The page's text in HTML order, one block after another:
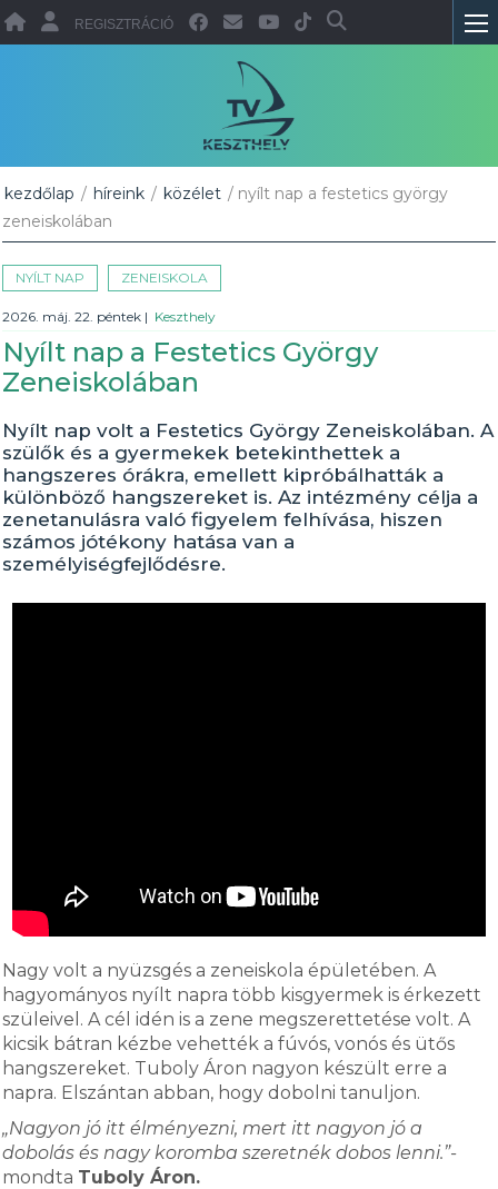
REGISZTRÁCIÓ
kezdőlap / híreink / közélet / nyílt nap a festetics györgy
zeneiskolában
NYÍLT NAP ZENEISKOLA
2026. máj. 22. péntek | Keszthely
Nyílt nap a Festetics György
Zeneiskolában
Nyílt nap volt a Festetics György Zeneiskolában. A
szülők és a gyermekek betekinthettek a
hangszeres órákra, emellett kipróbálhatták a
különböző hangszereket is. Az intézmény célja a
zenetanulásra való figyelem felhívása, hiszen
számos jótékony hatása van a
személyiségfejlődésre.
Nagy volt a nyüzsgés a zeneiskola épületében. A
hagyományos nyílt napra több kisgyermek is érkezett
szüleivel. A cél idén is a zene megszerettetése volt. A
kicsik bátran kézbe vehették a fúvós, vonós és ütős
hangszereket. Tuboly Áron nagyon készült erre a
napra. Elszántan abban, hogy dobolni tanuljon.
„Nagyon jó itt élményezni, mert itt nagyon jó a
dobolás és nagy koromba szeretnék dobos lenni.”-
mondta Tuboly Áron.